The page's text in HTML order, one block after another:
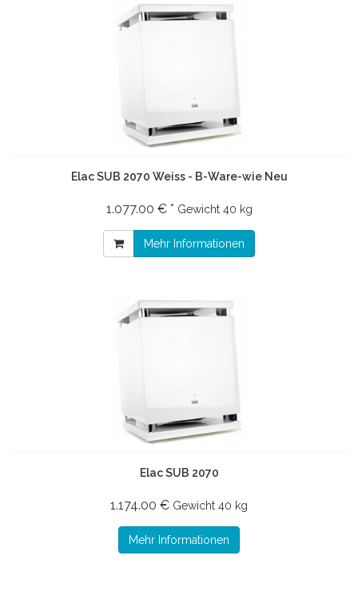
Elac SUB 2070 Weiss - B-Ware-wie Neu
1.077.00 € * Gewicht 40 kg
Mehr Informationen
Elac SUB 2070
1.174.00 € Gewicht 40 kg
Mehr Informationen